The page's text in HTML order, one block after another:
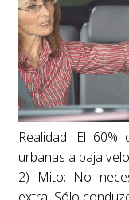
Realidad: El
urbanas a baja
2) Mito: No